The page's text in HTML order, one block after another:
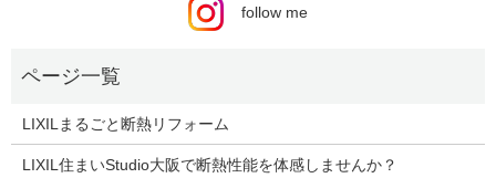
follow me
LIXILまるごと断熱リフォーム
LIXIL住まいStudio大阪で断熱性能を体感しませんか？